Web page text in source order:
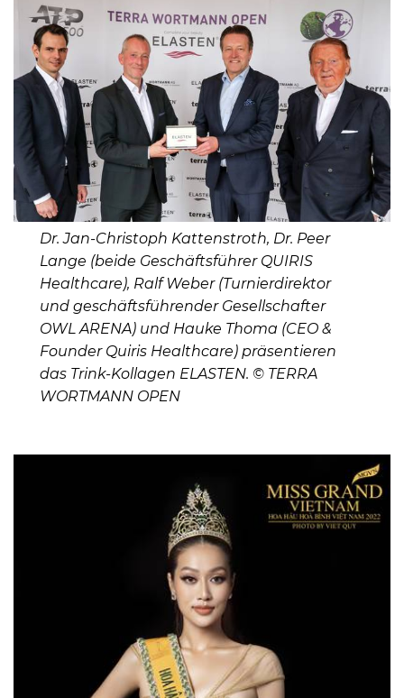
Dr. Jan-Christoph Kattenstroth, Dr. Peer
Lange (beide Geschäftsführer QUIRIS
Healthcare), Ralf Weber (Turnierdirektor
und geschäftsführender Gesellschafter
OWL ARENA) und Hauke Thoma (CEO &
Founder Quiris Healthcare) präsentieren
das Trink-Kollagen ELASTEN. © TERRA
WORTMANN OPEN